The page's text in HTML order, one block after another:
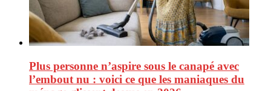
Plus personne n’aspire sous le canapé avec
l’embout nu : voici ce que les maniaques du